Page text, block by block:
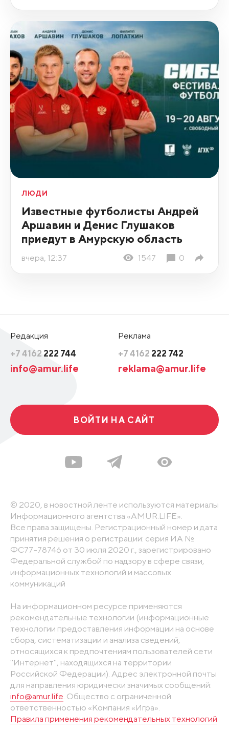
ЛЮДИ
Известные футболисты Андрей
Аршавин и Денис Глушаков
приедут в Амурскую область
вчера, 12:37 1547 0
Редакция
+7 4162 222 744
info@amur.life
Реклама
+7 4162 222 742
reklama@amur.life
ВОЙТИ НА САЙТ
© 2020, в новостной ленте используются материалы
Информационного агентства «AMUR.LIFE».
Все права защищены. Регистрационный номер и дата
принятия решения о регистрации: серия ИА №
ФС77-78746 от 30 июля 2020 г., зарегистрировано
Федеральной службой по надзору в сфере связи,
информационных технологий и массовых
коммуникаций
На информационном ресурсе применяются
рекомендательные технологии (информационные
технологии предоставления информации на основе
сбора, систематизации и анализа сведений,
относящихся к предпочтениям пользователей сети
"Интернет", находящихся на территории
Российской Федерации). Адрес электронной почты
для направления юридически значимых сообщений:
info@amur.life . Общество с ограниченной
ответственностью «Компания «Игра».
Правила применения рекомендательных технологий